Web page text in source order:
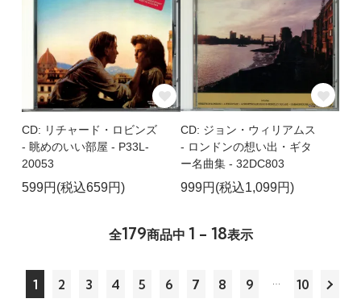
CD: リチャード・ロビンズ
- 眺めのいい部屋 - P33L-
20053
599円(税込659円)
CD: ジョン・ウィリアムス
- ロンドンの想い出・ギタ
ー名曲集 - 32DC803
999円(税込1,099円)
全179商品中 1 - 18表示
1 2 3 4 5 6 7 8 9 10